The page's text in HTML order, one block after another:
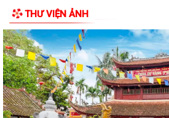
THƯ VIỆN ẢNH